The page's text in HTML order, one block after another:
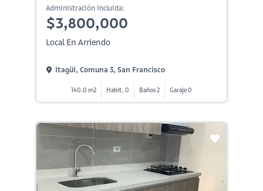
Administración incluida:
$3,800,000
Local En Arriendo
Itagüí, Comuna 3, San Francisco
140.0 m2 Habit. 0 Baños 2 Garaje 0